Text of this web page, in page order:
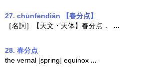
27. chūnfēndiǎn 【春分点】
［名詞］【天文・天体】 春分点． ...
28. 春分点
the vernal [spring] equinox ...